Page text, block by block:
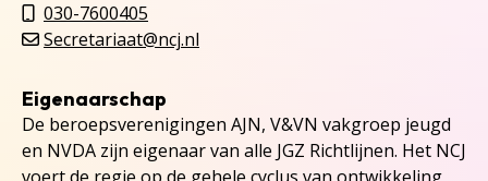
030-7600405
Secretariaat@ncj.nl
Eigenaarschap
De beroepsverenigingen AJN, V&VN vakgroep jeugd
en NVDA zijn eigenaar van alle JGZ Richtlijnen. Het NCJ